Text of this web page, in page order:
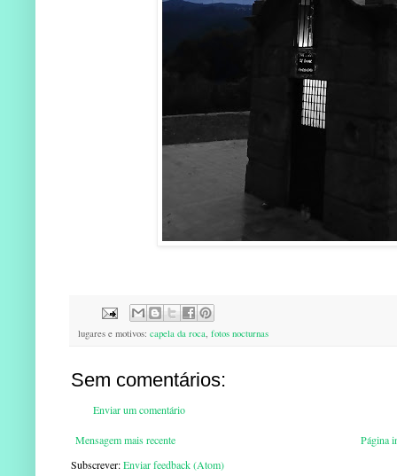
lugares e motivos: capela da roca, fotos nocturnas
Sem comentários:
Enviar um comentário
Mensagem mais recente
Página
Subscrever:Enviar feedback (Atom)